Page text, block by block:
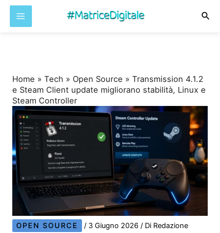
Home »Tech » Open Source »Transmission 4.1.2
e Steam Client update migliorano stabilità, Linux e
Steam Controller
OPEN SOURCE / 3 Giugno 2026/ Di Redazione